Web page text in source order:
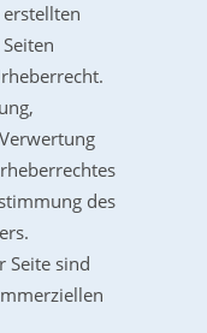
des
Seite sind